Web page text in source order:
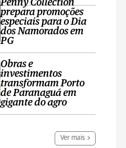
Penny Collection
prepara promoções
especiais para o Dia
dos Namorados em
PG
Obras e
investimentos
transformam Porto
de Paranaguá em
gigante do agro
Ver mais